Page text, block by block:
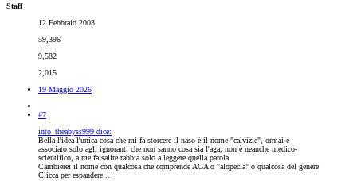
Staff
12 Febbraio 2003
59,396
9,582
2,015
19 Maggio 2026
#7
into_theabyss999 dice:
Bella l'idea l'unica cosa che mi fa storcere il naso è il nome "calvizie", ormai è
associato solo agli ignoranti che non sanno cosa sia l'aga, non è neanche medico-
scientifico, a me fa salire rabbia solo a leggere quella parola
Cambierei il nome con qualcosa che comprende AGA o "alopecia" o qualcosa del genere
Clicca per espandere...